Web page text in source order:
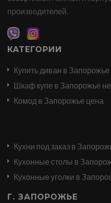
производителей.
КАТЕГОРИИ
Купить диван в Запорожье
Шкаф купе в Запорожье
Комод в Запорожье цена
Кухни под заказ в
Кухонные столы в
Кухонные уголки в
Г. ЗАПОРОЖЬЕ